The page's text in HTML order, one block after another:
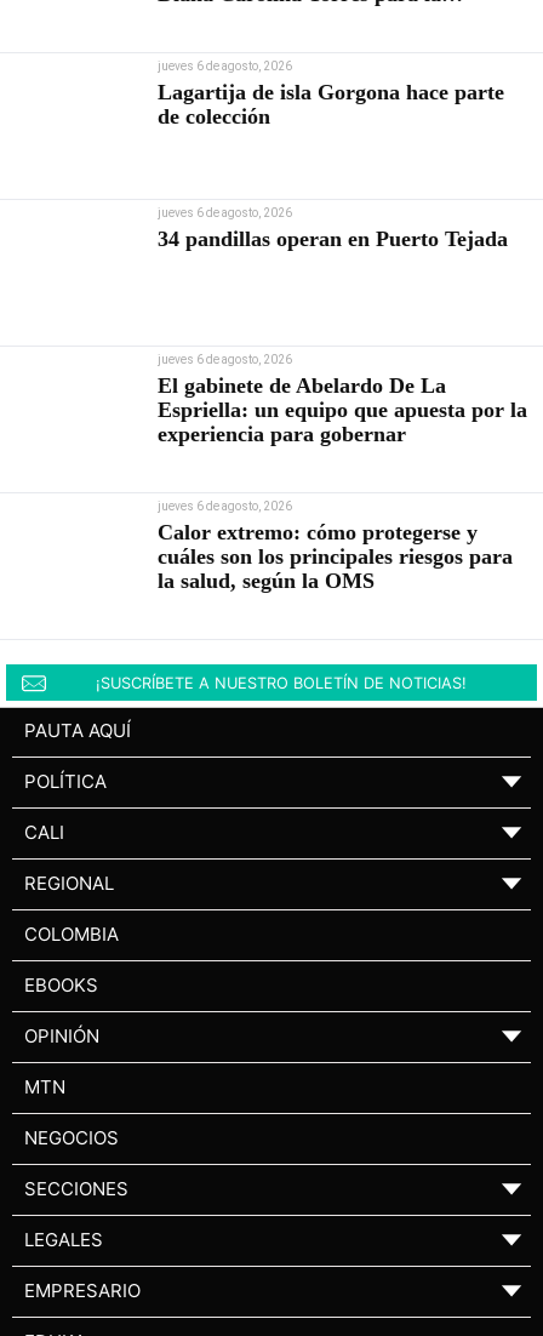
jueves 6 de agosto, 2026
Lagartija de isla Gorgona hace parte
de colección
jueves 6 de agosto, 2026
34 pandillas operan en Puerto Tejada
jueves 6 de agosto, 2026
El gabinete de Abelardo De La
Espriella: un equipo que apuesta por la
experiencia para gobernar
jueves 6 de agosto, 2026
Calor extremo: cómo protegerse y
cuáles son los principales riesgos para
la salud, según la OMS
¡SUSCRÍBETE A NUESTRO BOLETÍN DE NOTICIAS!
PAUTA AQUÍ
POLÍTICA ▼
CALI ▼
REGIONAL ▼
COLOMBIA
EBOOKS
OPINIÓN ▼
MTN
NEGOCIOS
SECCIONES ▼
LEGALES ▼
EMPRESARIO ▼